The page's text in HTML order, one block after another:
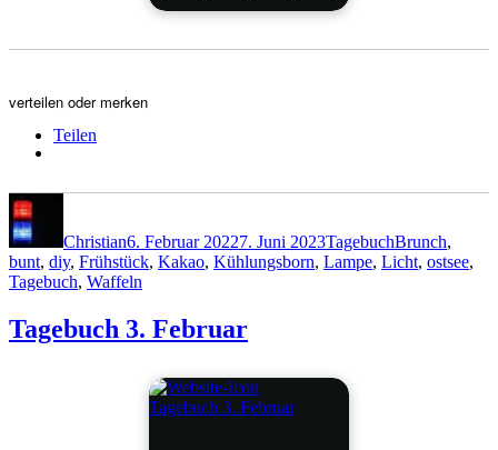
verteilen oder merken
Teilen
Christian6. Februar 20227. Juni 2023TagebuchBrunch,
bunt, diy, Frühstück, Kakao, Kühlungsborn, Lampe, Licht, ostsee,
Tagebuch, Waffeln
Tagebuch 3. Februar
Tagebuch 3. Februar